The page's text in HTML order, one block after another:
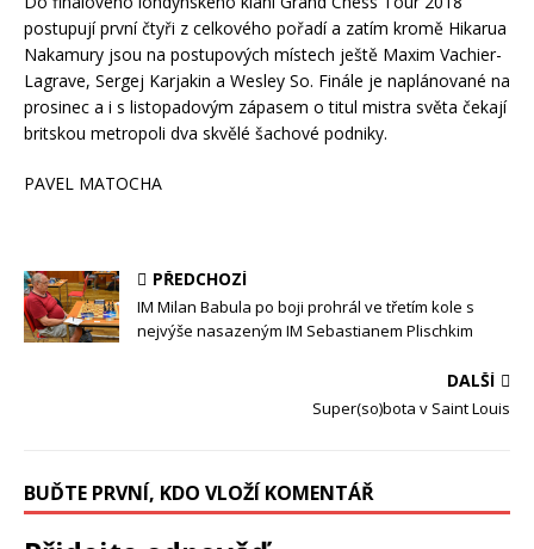
postupují první čtyři z celkového pořadí a zatím kromě Hikarua
Nakamury jsou na postupových místech ještě Maxim Vachier-
Lagrave, Sergej Karjakin a Wesley So. Finále je naplánované na
prosinec a i s listopadovým zápasem o titul mistra světa čekají
britskou metropoli dva skvělé šachové podniky.
PAVEL MATOCHA
PŘEDCHOZÍ
IM Milan Babula po boji prohrál ve třetím kole s
nejvýše nasazeným IM Sebastianem Plischkim
DALŠÍ
Super(so)bota v Saint Louis
BUĎTE PRVNÍ, KDO VLOŽÍ KOMENTÁŘ